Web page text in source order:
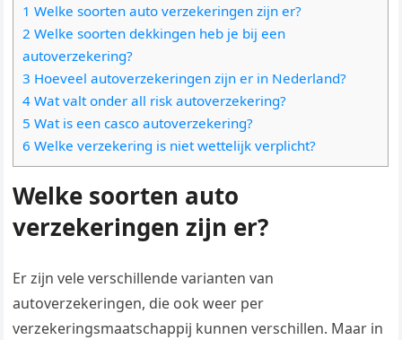
1 Welke soorten auto verzekeringen zijn er?
2 Welke soorten dekkingen heb je bij een
autoverzekering?
3 Hoeveel autoverzekeringen zijn er in Nederland?
4 Wat valt onder all risk autoverzekering?
5 Wat is een casco autoverzekering?
6 Welke verzekering is niet wettelijk verplicht?
Welke soorten auto
verzekeringen zijn er?
Er zijn vele verschillende varianten van
autoverzekeringen, die ook weer per
verzekeringsmaatschappij kunnen verschillen. Maar in